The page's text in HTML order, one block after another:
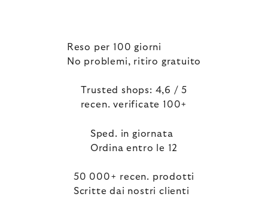
Reso per 100 giorni
No problemi, ritiro gratuito
Trusted shops: 4,6 / 5
recen. verificate 100+
Sped. in giornata
Ordina entro le 12
50 000+ recen. prodotti
Scritte dai nostri clienti